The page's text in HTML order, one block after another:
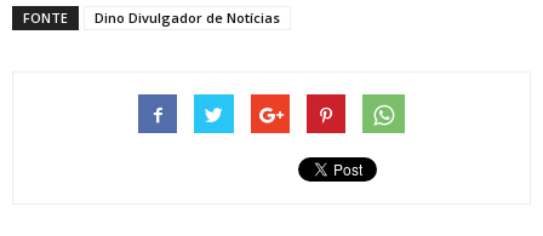
FONTE Dino Divulgador de Notícias